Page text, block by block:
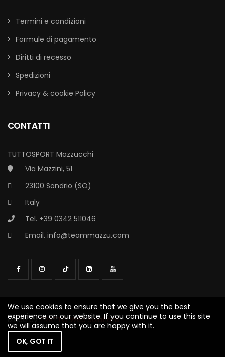
Termini e condizioni
Formule di pagamento
Diritti di recesso
Spedizioni
Privacy & cookie Policy
CONTATTI
TUTTOSPORT Mazzucchi
Via Mazzini, 51
23100 Sondrio (SO)
Italy
Tel. +39 0342 511046
Email. info@teammazzu.com
Made byTRATTO Web Solutions
We use cookies to ensure that we give you the best
experience on our website. If you continue to use this site
we will assume that you are happy with it.
OK, GOT IT